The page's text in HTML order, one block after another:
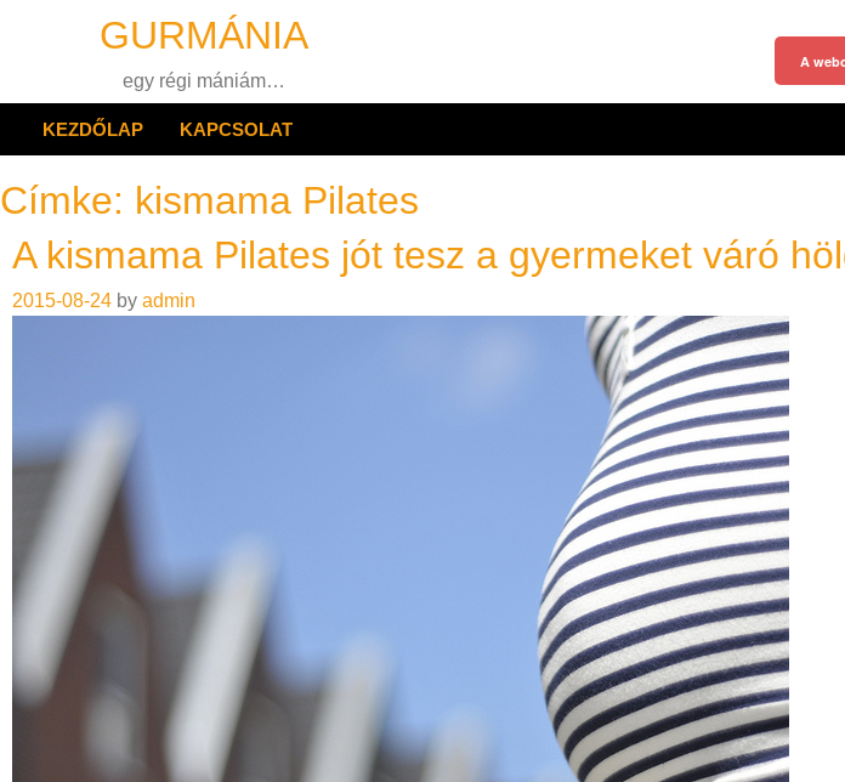
GURMÁNIA
egy régi mániám…
KEZDŐLAP KAPCSOLAT
Címke: kismama Pilates
A kismama Pilates jót tesz a gyermeket váró
2015-08-24 by admin
A